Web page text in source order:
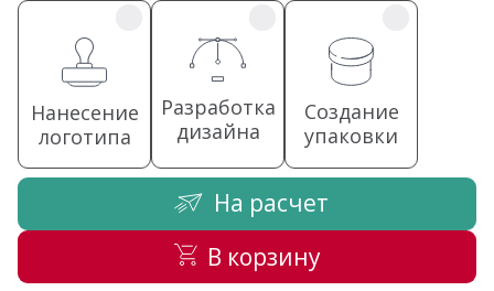
Нанесение
логотипа
Разработка
дизайна
Создание
упаковки
На расчет
В корзину